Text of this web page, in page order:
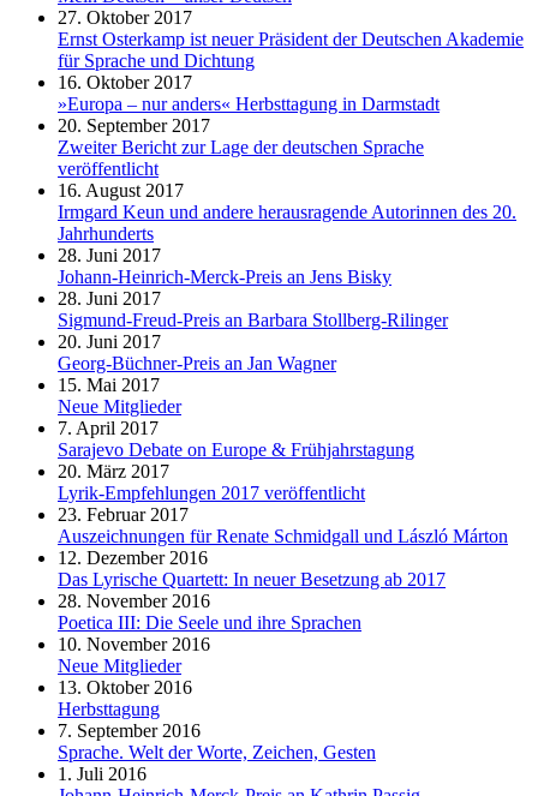
27. Oktober 2017
Ernst Osterkamp ist neuer Präsident der Deutschen Akademie
für Sprache und Dichtung
16. Oktober 2017
»Europa – nur anders« Herbsttagung in Darmstadt
20. September 2017
Zweiter Bericht zur Lage der deutschen Sprache
veröffentlicht
16. August 2017
Irmgard Keun und andere herausragende Autorinnen des 20.
Jahrhunderts
28. Juni 2017
Johann-Heinrich-Merck-Preis an Jens Bisky
28. Juni 2017
Sigmund-Freud-Preis an Barbara Stollberg-Rilinger
20. Juni 2017
Georg-Büchner-Preis an Jan Wagner
15. Mai 2017
Neue Mitglieder
7. April 2017
Sarajevo Debate on Europe & Frühjahrstagung
20. März 2017
Lyrik-Empfehlungen 2017 veröffentlicht
23. Februar 2017
Auszeichnungen für Renate Schmidgall und László Márton
12. Dezember 2016
Das Lyrische Quartett: In neuer Besetzung ab 2017
28. November 2016
Poetica III: Die Seele und ihre Sprachen
10. November 2016
Neue Mitglieder
13. Oktober 2016
Herbsttagung
7. September 2016
Sprache. Welt der Worte, Zeichen, Gesten
1. Juli 2016